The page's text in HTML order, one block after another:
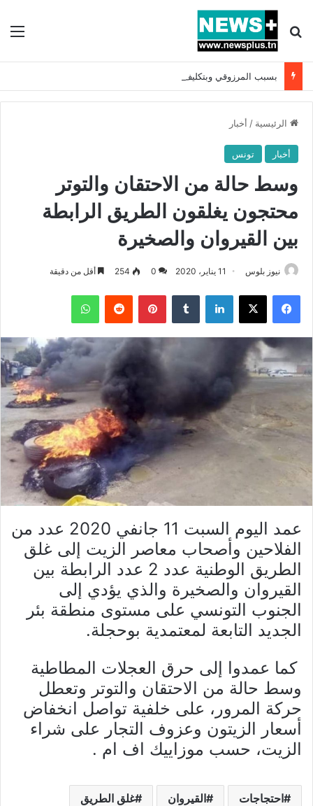
بحث عن
الرئيسية / أخبار
أخبار تونس
وسط حالة من الاحتقان والتوتر
محتجون يغلقون الطريق الرابطة
بين القيروان والصخيرة
نيوز بلوس 11 يناير، 2020 0
254 أقل من دقيقة
فيسبوك X لينكدإن بينتيريست واتساب
عمد اليوم السبت 11 جانفي 2020 عدد من
الفلاحين وأصحاب معاصر الزيت إلى غلق
الطريق الوطنية عدد 2 عدد الرابطة بين
القيروان والصخيرة والذي يؤدي إلى
الجنوب التونسي على مستوى منطقة بئر
الجديد التابعة لمعتمدية بوحجلة.
كما عمدوا إلى حرق العجلات المطاطية
وسط حالة من الاحتقان والتوتر وتعطل
حركة المرور، على خلفية تواصل انخفاض
أسعار الزيتون وعزوف التجار على شراء
الزيت، حسب موزاييك اف ام .
احتجاجات القيروان غلق الطريق